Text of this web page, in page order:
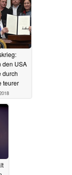
den USA
durch
teurer